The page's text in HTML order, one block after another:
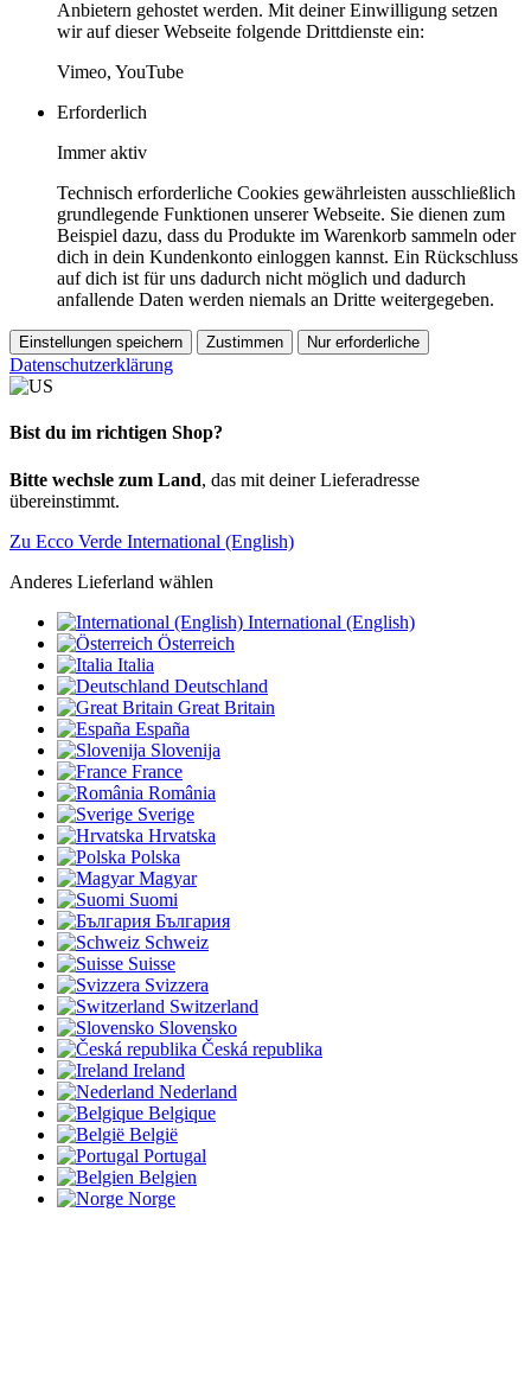
Anbietern gehostet werden. Mit deiner Einwilligung setzen
wir auf dieser Webseite folgende Drittdienste ein:
Vimeo, YouTube
Erforderlich
Immer aktiv
Technisch erforderliche Cookies gewährleisten ausschließlich
grundlegende Funktionen unserer Webseite. Sie dienen zum
Beispiel dazu, dass du Produkte im Warenkorb sammeln oder
dich in dein Kundenkonto einloggen kannst. Ein Rückschluss
auf dich ist für uns dadurch nicht möglich und dadurch
anfallende Daten werden niemals an Dritte weitergegeben.
Einstellungen speichern Zustimmen Nur erforderliche
Datenschutzerklärung
Bist du im richtigen Shop?
Bitte wechsle zum Land, das mit deiner Lieferadresse
übereinstimmt.
Zu Ecco Verde International (English)
Anderes Lieferland wählen
International (English)
Österreich
Italia
Deutschland
Great Britain
España
Slovenija
France
România
Sverige
Hrvatska
Polska
Magyar
Suomi
България
Schweiz
Suisse
Svizzera
Switzerland
Slovensko
Česká republika
Ireland
Nederland
Belgique
België
Portugal
Belgien
Norge